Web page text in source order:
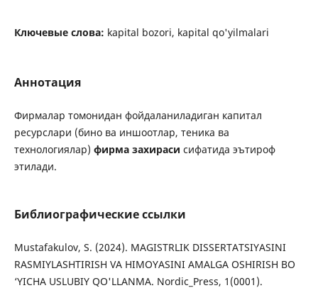
Ключевые слова: kapital bozori, kapital qo'yilmalari
Аннотация
Фирмалар томонидан фойдаланиладиган капитал
ресурслари (бино ва иншоотлар, теника ва
технологиялар) фирма захираси сифатида эътироф
этилади.
Библиографические ссылки
Mustafakulov, S. (2024). MAGISTRLIK DISSERTATSIYASINI
RASMIYLASHTIRISH VA HIMOYASINI AMALGA OSHIRISH BO
‘YICHA USLUBIY QO'LLANMA. Nordic_Press, 1(0001).